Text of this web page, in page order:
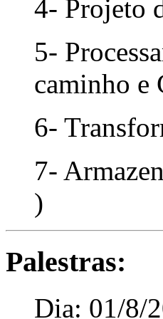
4- Projeto
5-
caminho e
6-
7-
)
Palestras:
Dia: 01/8/